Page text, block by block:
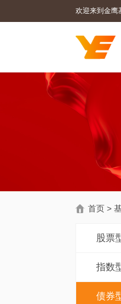
欢迎来到金鹰
首页 >
股票
指数
债券